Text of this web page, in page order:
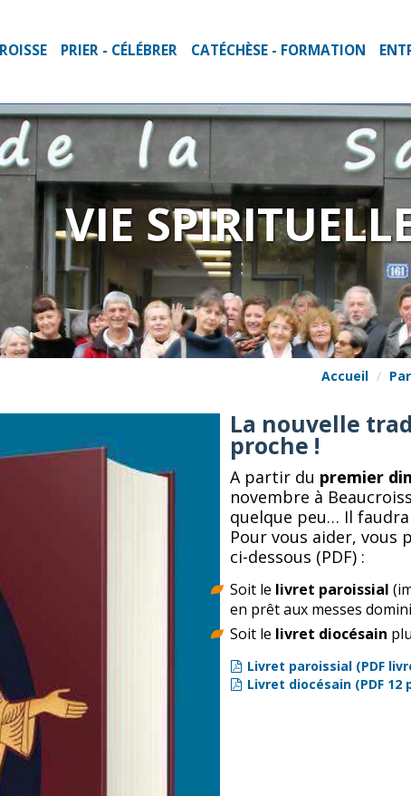
VIE
Accueil
La nouvelle
proche !
A partir du premier
novembre à
quelque peu… Il
Pour vous aider, vous
ci-dessous (PDF) :
Soit le livret paroissial
en prêt aux messes
Soit le livret diocésain
Livret paroissial (PDF
Livret diocésain (PDF 12
PRIER - CÉLÉBRER CATÉCHÈSE - FORMATION